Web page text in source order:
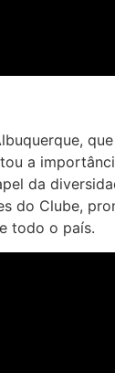
a
da
do Clube,
todo o país.